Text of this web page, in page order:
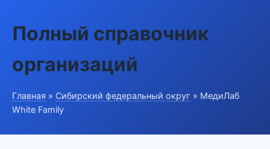
Полный справочник
организаций
Главная » Сибирский федеральный округ » МедиЛаб
White Family